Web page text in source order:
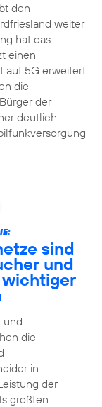
den
weiter
hat das
einen
auf 5G erweitert.
die
der
deutlich
sind
und
und
die
in
der
größten